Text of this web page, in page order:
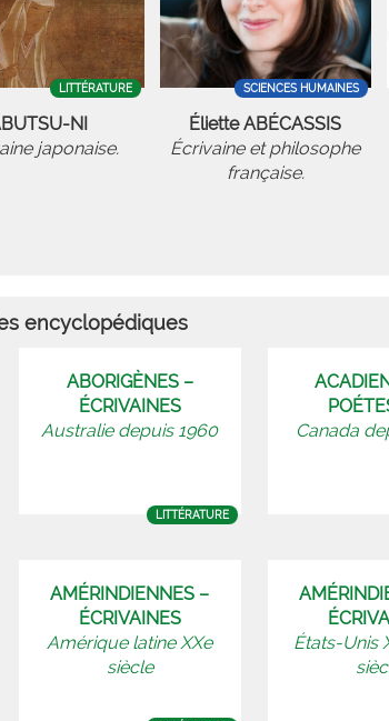
LITTÉRATURE
NI
japonaise.
SCIENCES HUMAINES
Éliette ABÉCASSIS
Écrivaine et philosophe
française.
encyclopédiques
ABORIGÈNES –
ÉCRIVAINES
Australie depuis 1960
LITTÉRATURE
Canada
AMÉRINDIENNES –
ÉCRIVAINES
Amérique latine XXe
siècle
États-Unis